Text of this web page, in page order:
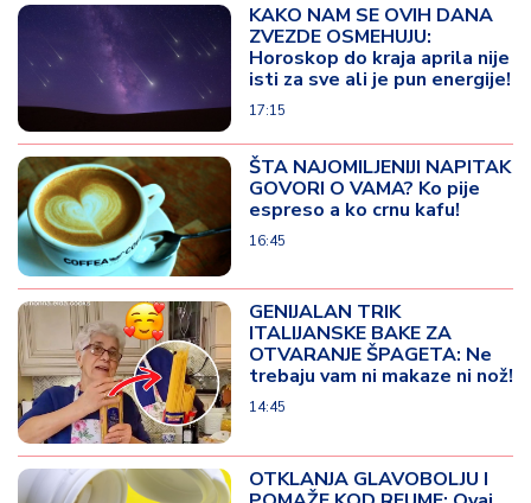
KAKO NAM SE OVIH DANA
ZVEZDE OSMEHUJU:
Horoskop do kraja aprila nije
isti za sve ali je pun energije!
17:15
ŠTA NAJOMILJENIJI NAPITAK
GOVORI O VAMA? Ko pije
espreso a ko crnu kafu!
16:45
GENIJALAN TRIK
ITALIJANSKE BAKE ZA
OTVARANJE ŠPAGETA: Ne
trebaju vam ni makaze ni nož!
14:45
OTKLANJA GLAVOBOLJU I